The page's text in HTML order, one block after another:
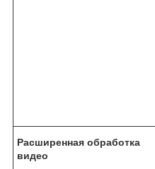
Расширенная обработка
видео